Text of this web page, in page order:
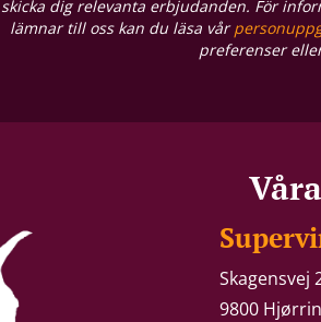
skicka dig relevanta erbjudanden. För
lämnar till oss kan du läsa vår
preferenser
Skagensvej
9800